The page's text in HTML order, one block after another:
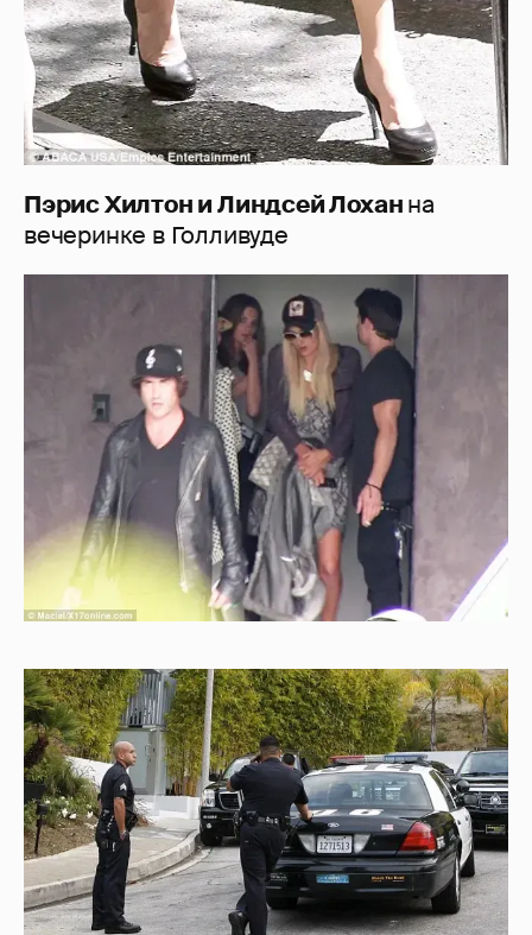
Пэрис Хилтон и Линдсей Лоханна
вечеринке в Голливуде